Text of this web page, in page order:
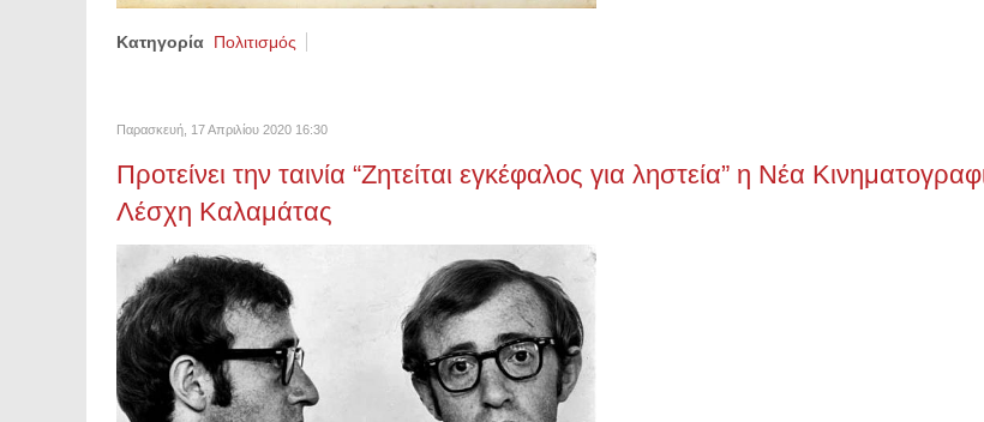
Κατηγορία Πολιτισμός
Παρασκευή, 17 Απριλίου 2020 16:30
Προτείνει την ταινία “Ζητείται εγκέφαλος για ληστεία” η Νέα
Λέσχη Καλαμάτας